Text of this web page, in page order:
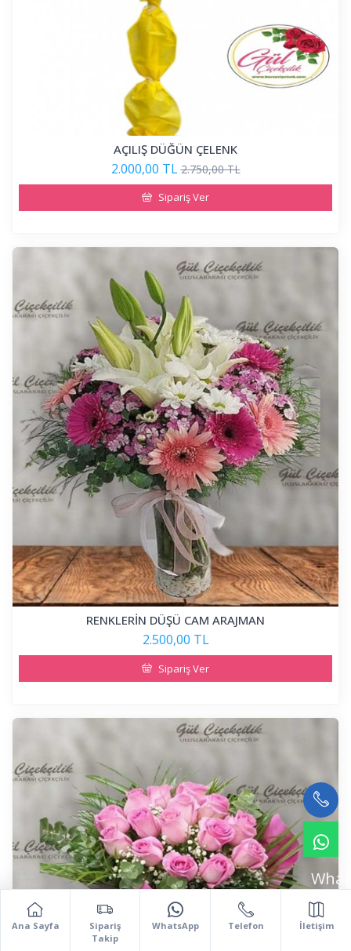
AÇILIŞ DÜĞÜN ÇELENK
2.000,00 TL 2.750,00 TL
Sipariş Ver
RENKLERİN DÜŞÜ CAM ARAJMAN
2.500,00 TL
Sipariş Ver
Ana Sayfa
Sipariş
Takip
WhatsApp Telefon İletişim